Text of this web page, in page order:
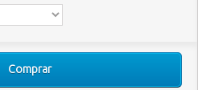
Comprar